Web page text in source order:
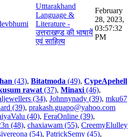
Utttarakhand
Language &
Literature -
उत्तराखण्ड की भाषायें
एवं साहित्य
February
28, 2023,
03:57:32
PM
(43), Bitatmoda (49), CypeApehell
rawat(37), Minaxi(46),
(34), Johnnynady (39), mku67
(39), prakash.guapo@yahoo.com
(40), FeraOnline (39),
(48), chaxiawam (55), CreemyElulley
(54), PatrickSemy (45),